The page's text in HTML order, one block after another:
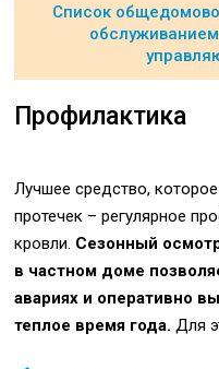
Список
Профилактика
Лучшее средство,
протечек – регулярное
кровли. Сезонный
в частном доме
авариях и оперативно
теплое время года. Для